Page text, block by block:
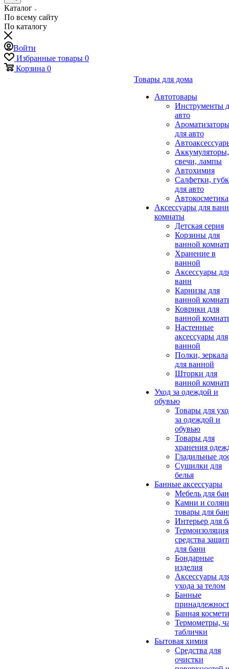
Каталог
По всему сайту
По каталогу
Войти
Избранные товары 0
Корзина 0
Товары для дома
Автотовары
Инструменты
авто
для авто
Аккумуляторы,
свечи, лампы
Автохимия
Салфетки,
для авто
Автокосметика
Аксессуары для
комнаты
Детская серия
Корзины для
ванной
Хранение в
ванной
Аксессуары
ванн
Карнизы для
ванной
Коврики для
ванной
Настенные
аксессуары для
ванной
Полки, зеркала
для ванной
Шторки для
ванной
Уход за одеждой и
обувью
Товары для
за одеждой и
обувью
Товары для
хранения
Гладильные
Сушилки для
белья
Банные аксессуары
Мебель для
Камни и
товары для
Интерьер для
средства
для бани
Бондарные
изделия
Аксеcсуары
ухода за телом
Банные
Банная
Термометры,
таблички
Бытовая химия
Средства для
очистки